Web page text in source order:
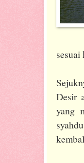
sesuai
Desir
yang